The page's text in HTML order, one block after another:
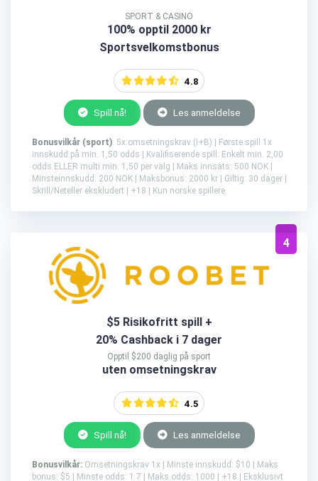
SPORT & CASINO
100% opptil 2000 kr
Sportsvelkomstbonus
4.8
Spill nå! Les anmeldelse
Bonusvilkår (sport): 5x omsetningskrav (I+B) | Første spill 1x
innskudd på min. 1,50 odds | Kvalifiserende spill: Enkelt min. 2,00
odds ELLER multi min. 1,50 per valg | Maks innsats: 500 NOK |
Minsteinnskudd: 200 NOK | Maksbonus: 2000 kr | Giltig: 30 dager |
Skrill/Neteller ekskludert | +18 | Kun norske spillere.
4
$5 Risikofritt spill +
20% Cashback i 7 dager
Opptil $200 daglig på sport
uten omsetningskrav
4.5
Spill nå! Les anmeldelse
Bonusvilkår: Omsetningskrav 1x | Minste innskudd: $10 | Maks
bonus: $5 | Minste odds: 1.7 | Maks odds: 1000 | +18 | Eksklusivt